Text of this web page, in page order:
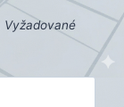
Vyžadované